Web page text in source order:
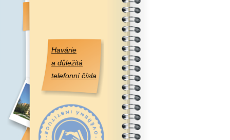
Havárie
a důležitá
telefonní čísla